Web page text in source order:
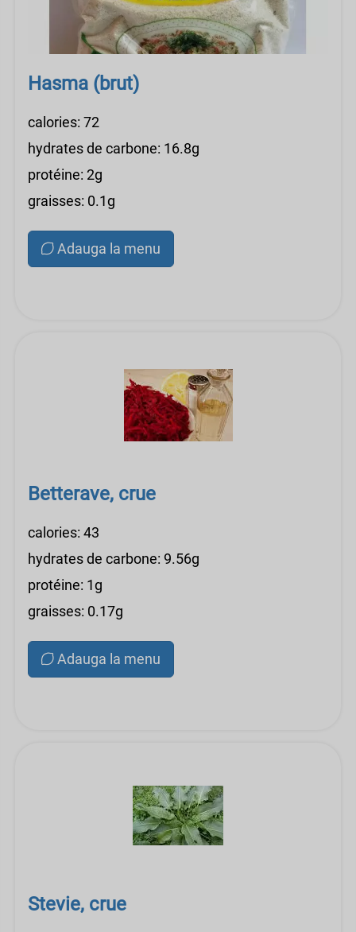
Hasma (brut)
calories: 72
hydrates de carbone: 16.8g
protéine: 2g
graisses: 0.1g
Adauga la menu
Betterave, crue
calories: 43
hydrates de carbone: 9.56g
protéine: 1g
graisses: 0.17g
Adauga la menu
Stevie, crue